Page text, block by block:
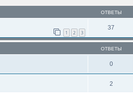
ОТВЕТЫ
1 2 3
37
ОТВЕТЫ
0
2